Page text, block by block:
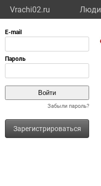
Vrachi02.ru Люди
Забыли пароль?
Зарегистрироваться